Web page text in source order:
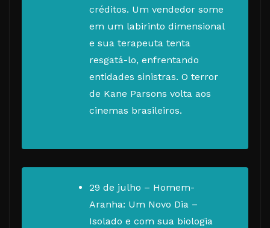
créditos. Um vendedor some
em um labirinto dimensional
e sua terapeuta tenta
resgatá-lo, enfrentando
entidades sinistras. O terror
de Kane Parsons volta aos
cinemas brasileiros.
29 de julho – Homem-
Aranha: Um Novo Dia –
Isolado e com sua biologia